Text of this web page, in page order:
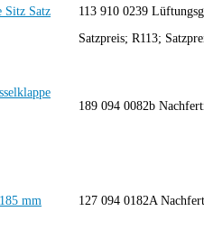
Sitz Satz
113 910 0239
Satzpreis; R113;
189 094 0082b
mm 127 094 0182A